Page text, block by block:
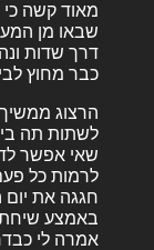
מאוד קשה כי
שבאו מן
דרך שדות
כבר מחוץ
הרצוג
לרמות כל
באמצע שיחת
אמרה לי